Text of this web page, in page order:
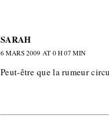
SARAH
6 MARS 2009 AT 0 H 07 MIN
Peut-être que la rumeur